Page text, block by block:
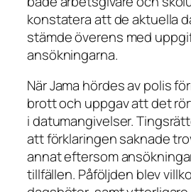
konstatera att de aktuella
stämde överens med
ansökningarna.
När Jama hördes av polis
brott och uppgav att det
i datumangivelser.
att förklaringen saknade
annat eftersom
tillfällen. Påföljden blev